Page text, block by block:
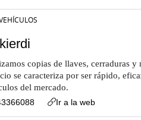
copias de llaves, cerraduras
se caracteriza por ser rápido,
del mercado.
Ir a la web